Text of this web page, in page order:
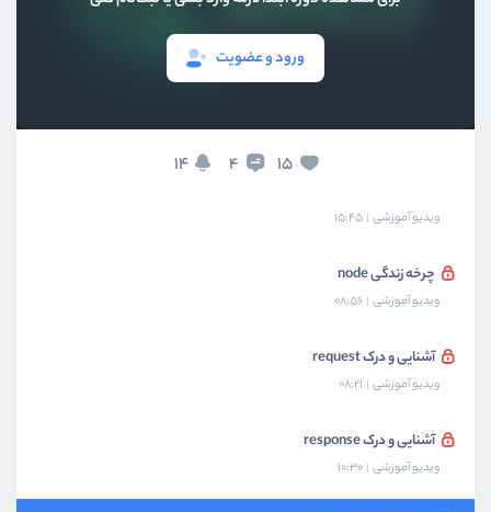
ورود و عضویت
15
4
14
ویدیو آموزشی 13:23
ویدیو آموزشی 15:45
چرخه زندگی node
ویدیو آموزشی 08:56
آشنایی و درک request
ویدیو آموزشی 08:21
آشنایی و درک response
ویدیو آموزشی 10:30